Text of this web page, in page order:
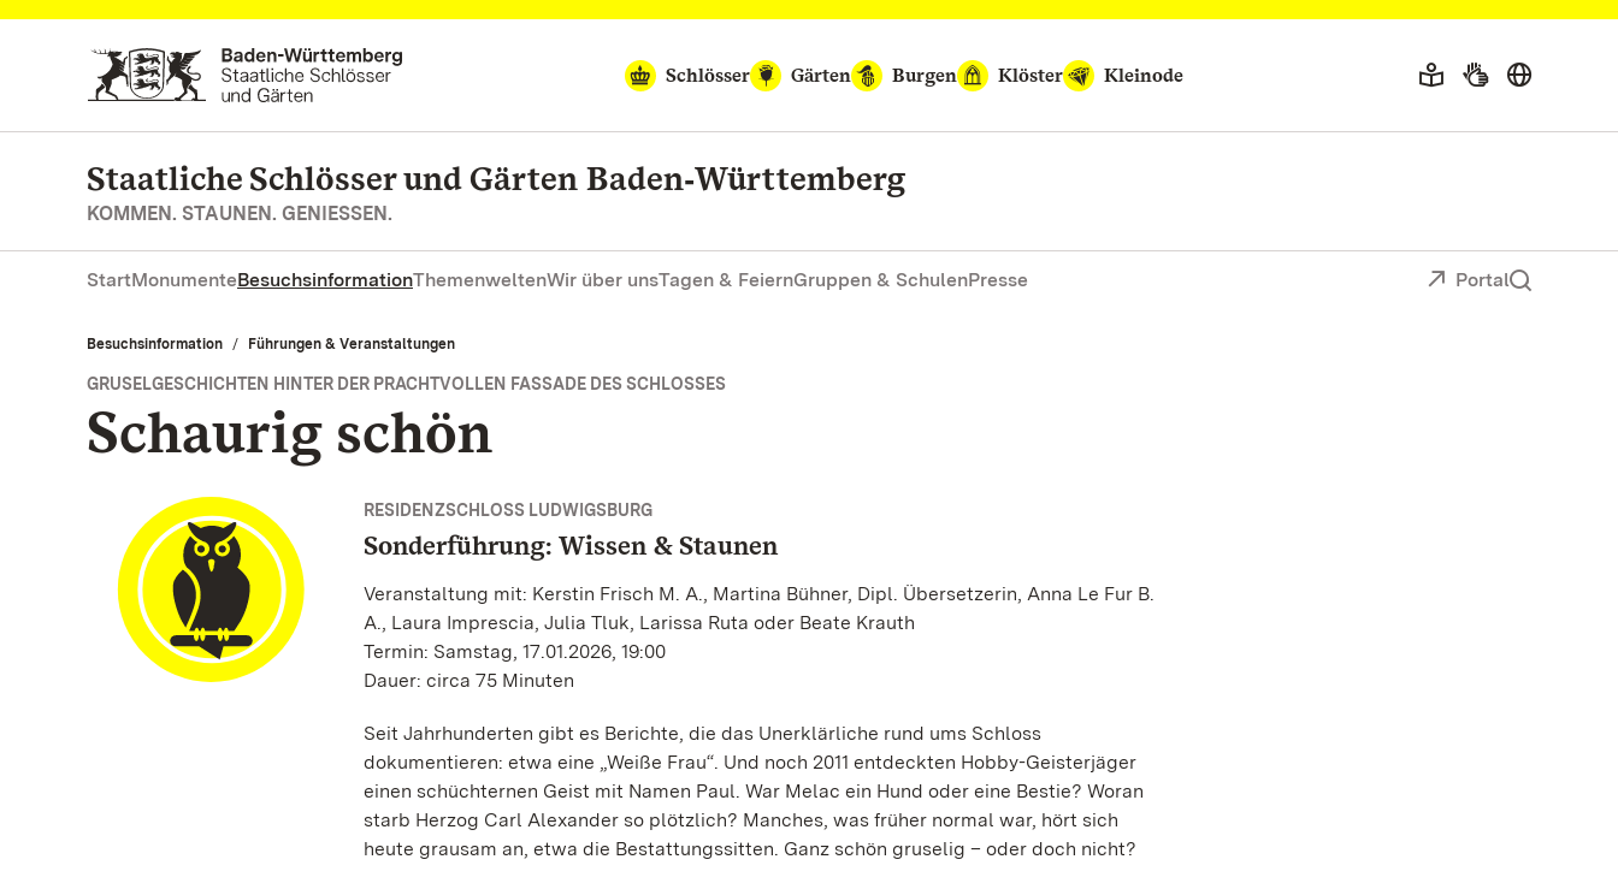
Zum Hauptinhalt springen
Schlösser
Gärten Burgen Klöster Kleinode
Staatliche Schlösser und Gärten Baden‑Württemberg
KOMMEN. STAUNEN. GENIESSEN.
StartMonumenteBesuchsinformationThemenweltenWir über unsTagen & FeiernGruppen & SchulenPresse Portal
Besuchsinformation Führungen & Veranstaltungen
GRUSELGESCHICHTEN HINTER DER PRACHTVOLLEN FASSADE DES SCHLOSSES
Schaurig schön
RESIDENZSCHLOSS LUDWIGSBURG
Sonderführung: Wissen & Staunen
Veranstaltung mit: Kerstin Frisch M. A., Martina Bühner, Dipl. Übersetzerin, Anna Le Fur B.
A., Laura Imprescia, Julia Tluk, Larissa Ruta oder Beate Krauth
Termin: Samstag, 17.01.2026, 19:00
Dauer: circa 75 Minuten
Seit Jahrhunderten gibt es Berichte, die das Unerklärliche rund ums Schloss
dokumentieren: etwa eine „Weiße Frau“. Und noch 2011 entdeckten Hobby-Geisterjäger
einen schüchternen Geist mit Namen Paul. War Melac ein Hund oder eine Bestie? Woran
starb Herzog Carl Alexander so plötzlich? Manches, was früher normal war, hört sich
heute grausam an, etwa die Bestattungssitten. Ganz schön gruselig – oder doch nicht?